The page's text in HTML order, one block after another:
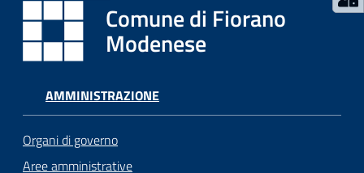
Comune di Fiorano
Modenese
AMMINISTRAZIONE
Organi di governo
Aree amministrative